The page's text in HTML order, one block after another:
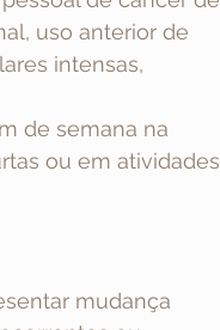
uso anterior de
intensas,
de semana na
ou em atividades
mudança